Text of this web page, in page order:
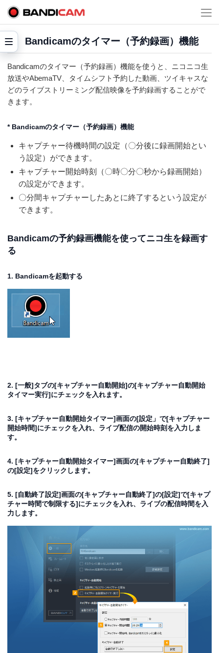
Bandicamのタイマー（予約録画）機能
Bandicamのタイマー（予約録画）機能を使うと、ニコニコ生
放送やAbemaTV、タイムシフト予約した動画、ツイキャスな
どのライブストリーミング配信映像を予約録画することがで
きます。
* Bandicamのタイマー（予約録画）機能
キャプチャー待機時間の設定（〇分後に録画開始とい
う設定）ができます。
キャプチャー開始時刻（〇時〇分〇秒から録画開始）
の設定ができます。
〇分間キャプチャーしたあとに終了するという設定が
できます。
Bandicamの予約録画機能を使ってニコ生を録画す
る
1. Bandicamを起動する
2. [一般]タブの[キャプチャー自動開始]の[キャプチャー自動開始
タイマー実行]にチェックを入れます。
3. [キャプチャー自動開始タイマー]画面の[設定」で[キャプチャー
開始時間]にチェックを入れ、ライブ配信の開始時刻を入力しま
す。
4. [キャプチャー自動開始タイマー]画面の[キャプチャー自動終了]
の[設定]をクリックします。
5. [自動終了設定]画面の[キャプチャー自動終了]の[設定]で[キャプ
チャー時間で制限する]にチェックを入れ、ライブの配信時間を入
力します。